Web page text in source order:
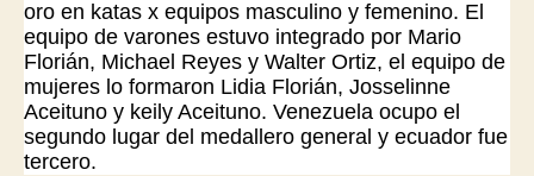
oro en katas x equipos masculino y femenino. El
equipo de varones estuvo integrado por Mario
Florián, Michael Reyes y Walter Ortiz, el equipo de
mujeres lo formaron Lidia Florián, Josselinne
Aceituno y keily Aceituno. Venezuela ocupo el
segundo lugar del medallero general y ecuador fue
tercero.